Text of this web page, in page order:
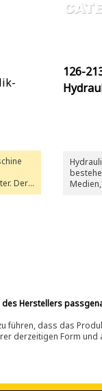
Der
9806
126-
Herstellers
dass das
derzeitigen Form